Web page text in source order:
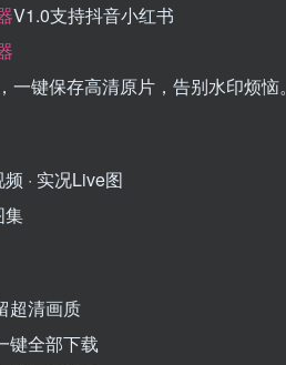
V1.0支持抖音小红书
一键保存高清原片，告别水印烦恼。
· 实况Live图
集
超清画质
键全部下载